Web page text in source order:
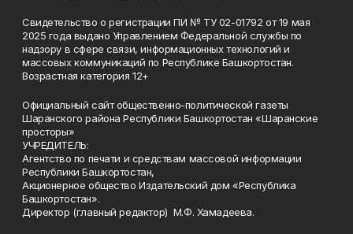
Свидетельство о регистрации ПИ № ТУ 02-01792 от 19 мая
2025 года выдано Управлением Федеральной службы по
надзору в сфере связи, информационных технологий и
массовых коммуникаций по Республике Башкортостан.
Возрастная категория 12+
Официальный сайт общественно-политической газеты
Шаранского района Республики Башкортостан «Шаранские
просторы»
УЧРЕДИТЕЛЬ:
Агентство по печати и средствам массовой информации
Республики Башкортостан,
Акционерное общество Издательский дом «Республика
Башкортостан».
Директор (главный редактор) М.Ф. Хамадеева.